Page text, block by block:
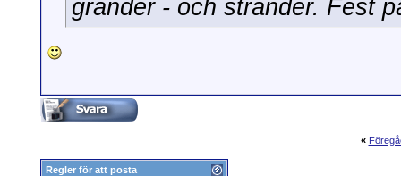
gränder - och stränder. Fest
«
Regler för att posta